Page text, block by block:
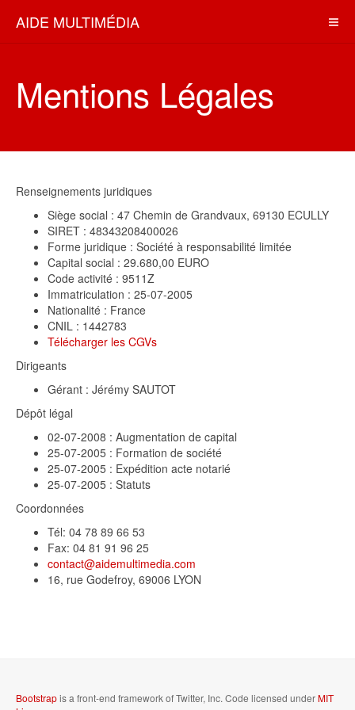
AIDE MULTIMÉDIA
Mentions Légales
Renseignements juridiques
Siège social : 47 Chemin de Grandvaux, 69130 ECULLY
SIRET : 48343208400026
Forme juridique : Société à responsabilité limitée
Capital social : 29.680,00 EURO
Code activité : 9511Z
Immatriculation : 25-07-2005
Nationalité : France
CNIL : 1442783
Télécharger les CGVs
Dirigeants
Gérant : Jérémy SAUTOT
Dépôt légal
02-07-2008 : Augmentation de capital
25-07-2005 : Formation de société
25-07-2005 : Expédition acte notarié
25-07-2005 : Statuts
Coordonnées
Tél: 04 78 89 66 53
Fax: 04 81 91 96 25
contact@aidemultimedia.com
16, rue Godefroy, 69006 LYON
Bootstrapis a front-end framework of Twitter, Inc. Code licensed underMIT